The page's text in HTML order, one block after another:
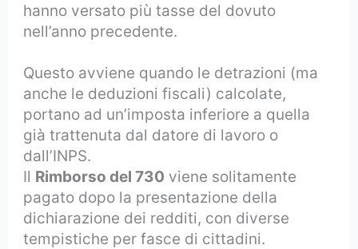
hanno versato più tasse del dovuto
nell’anno precedente.
Questo avviene quando le detrazioni (ma
anche le deduzioni fiscali) calcolate,
portano ad un’imposta inferiore a quella
già trattenuta dal datore di lavoro o
dall’INPS.
Il Rimborso del 730 viene solitamente
pagato dopo la presentazione della
dichiarazione dei redditi, con diverse
tempistiche per fasce di cittadini.